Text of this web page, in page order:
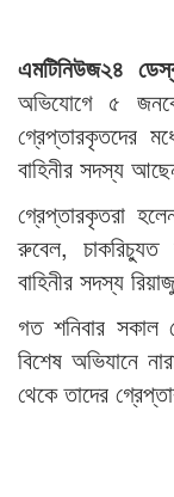
এমটিনিউজ২৪
অভিযোগে ৫
গ্রেপ্তারকৃতদের
বাহিনীর সদস্য
গ্রেপ্তারকৃতরা
রুবেল,
বাহিনীর সদস্য
গত শনিবার সকাল
বিশেষ অভিযানে
থেকে তাদের